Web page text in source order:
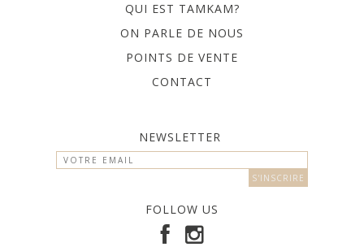
• Lavage conseillé à l'éponge ou à la main
• Séchage à l'air libre uniquement
• Pas de chlore, pas de javel
Vous aimerez sûrement
QUI EST TAMKAM?
ON PARLE DE NOUS
POINTS DE VENTE
CONTACT
NEWSLETTER
FOLLOW US